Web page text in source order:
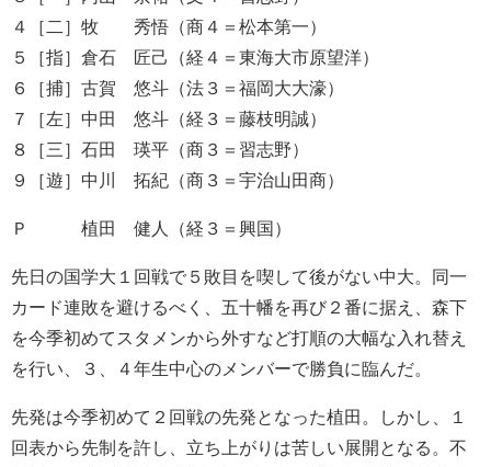
４［二］牧 秀悟（商４＝松本第一）
５［指］倉石 匠己（経４＝東海大市原望洋）
６［捕］古賀 悠斗（法３＝福岡大大濠）
７［左］中田 悠斗（経３＝藤枝明誠）
８［三］石田 瑛平（商３＝習志野）
９［遊］中川 拓紀（商３＝宇治山田商）
Ｐ 植田 健人（経３＝興国）
先日の国学大１回戦で５敗目を喫して後がない中大。同一
カード連敗を避けるべく、五十幡を再び２番に据え、森下
を今季初めてスタメンから外すなど打順の大幅な入れ替え
を行い、３、４年生中心のメンバーで勝負に臨んだ。
先発は今季初めて２回戦の先発となった植田。しかし、１
回表から先制を許し、立ち上がりは苦しい展開となる。不